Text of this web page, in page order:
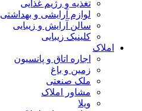
تغذیه و رژیم غذایی
لوازم آرایشی و بهداشتی
سالن آرایش و زیبایی
کلینیک زیبایی
املاک
اجاره اتاق و پانسیون
زمین و باغ
ملک صنعتی
مشاور املاک
ویلا